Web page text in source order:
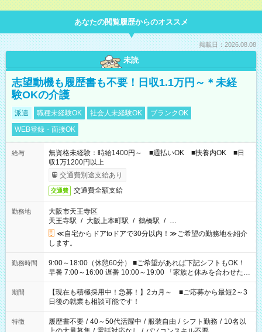
あなたの閲覧履歴からのオススメ
掲載日：2026.08.08
未読
志望動機も履歴書も不要！日収1.1万円～＊未経
験OKの介護
派遣 職種未経験OK 社会人未経験OK
ブランクOK
WEB登録・面接OK
給与
無資格未経験：時給1400円～ ■週払いOK ■扶養内OK ■日
収1万1200円以上
交通費別途支給あり
交通費 交通費全額支給
勤務地
大阪市天王寺区
天王寺駅 / 大阪上本町駅 / 鶴橋駅 / …
≪自宅からドアtoドアで30分以内！≫ご希望の勤務地を紹介
します。
勤務時間
9:00～18:00（休憩60分） ■ご希望があれば下記シフトもOK！
早番 7:00～16:00 遅番 10:00～19:00 「家族と休みを合わせた
い」 「余裕を持って夕飯の準備がしたい」 「できれば残業はし
たくない」 など、ご希望を教えてくださいね。 ※Wワーク希望
の方へ 今ご覧のお仕事で希望する勤務時間と、もう1つのお仕事
の勤務時間。 合計で週40時間を超える場合は応募できません。
期間
【現在も積極採用中！急募！】2カ月～ ■ご応募から最短2～3
日後の就業も相談可能です！
特徴 履歴書不要 / 40～50代活躍中 / 服装自由 / シフト勤務 / 10名以